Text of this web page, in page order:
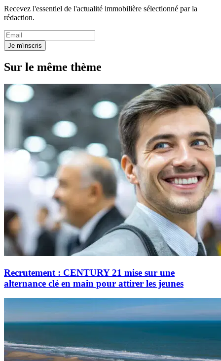
Recevez l'essentiel de l'actualité immobilière sélectionné par la
rédaction.
Je m'inscris
Sur le même thème
Recrutement : CENTURY 21 mise sur une
alternance clé en main pour attirer les jeunes